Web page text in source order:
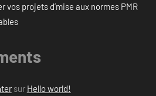
vos projets d’mise aux normes PMR
sur Hello world!